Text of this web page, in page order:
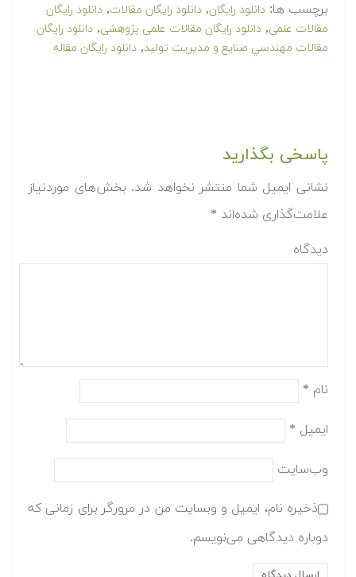
برچسب ها: دانلود رایگان, دانلود رایگان مقالات, دانلود رایگان
مقالات علمی, دانلود رایگان مقالات علمی پژوهشی, دانلود رایگان
مقالات مهندسي صنايع و مديريت توليد, دانلود رایگان مقاله
پاسخی بگذارید
نشانی ایمیل شما منتشر نخواهد شد. بخش‌های موردنیاز
علامت‌گذاری شده‌اند *
دیدگاه
نام *
ایمیل *
وب‌سایت
ذخیره نام، ایمیل و وبسایت من در مرورگر برای زمانی که
دوباره دیدگاهی می‌نویسم.